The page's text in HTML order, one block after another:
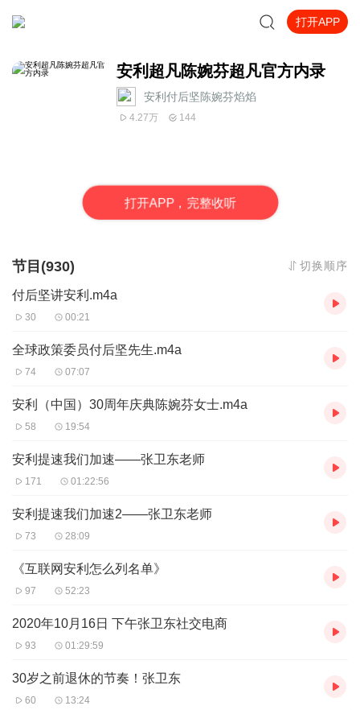
打开APP
安利超凡陈婉芬超凡官方内录
安利付后坚陈婉芬焰焰
4.27万 144
打开APP，完整收听
节目(930) 切换顺序
付后坚讲安利.m4a
30 00:21
全球政策委员付后坚先生.m4a
74 07:07
安利（中国）30周年庆典陈婉芬女士.m4a
58 19:54
安利提速我们加速——张卫东老师
171 01:22:56
安利提速我们加速2——张卫东老师
73 28:09
《互联网安利怎么列名单》
97 52:23
2020年10月16日 下午张卫东社交电商
93 01:29:59
30岁之前退休的节奏！张卫东
60 13:24